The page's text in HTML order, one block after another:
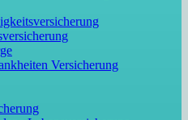
Versicherung